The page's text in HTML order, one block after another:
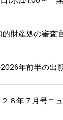
的財産処の審査
年前半の出
２６年７月号ニ